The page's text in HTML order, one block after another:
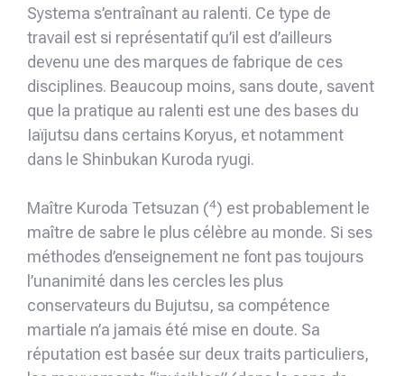
Systema s’entraînant au ralenti. Ce type de
travail est si représentatif qu’il est d’ailleurs
devenu une des marques de fabrique de ces
disciplines. Beaucoup moins, sans doute, savent
que la pratique au ralenti est une des bases du
Iaïjutsu dans certains Koryus, et notamment
dans le Shinbukan Kuroda ryugi.
Maître Kuroda Tetsuzan (4) est probablement le
maître de sabre le plus célèbre au monde. Si ses
méthodes d’enseignement ne font pas toujours
l’unanimité dans les cercles les plus
conservateurs du Bujutsu, sa compétence
martiale n’a jamais été mise en doute. Sa
réputation est basée sur deux traits particuliers,